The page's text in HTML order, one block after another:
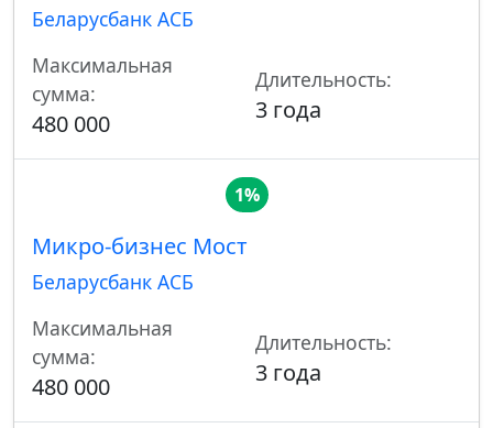
Беларусбанк АСБ
Максимальная
сумма:
480 000
Длительность:
3 года
1%
Микро-бизнес Мост
Беларусбанк АСБ
Максимальная
сумма:
480 000
Длительность:
3 года